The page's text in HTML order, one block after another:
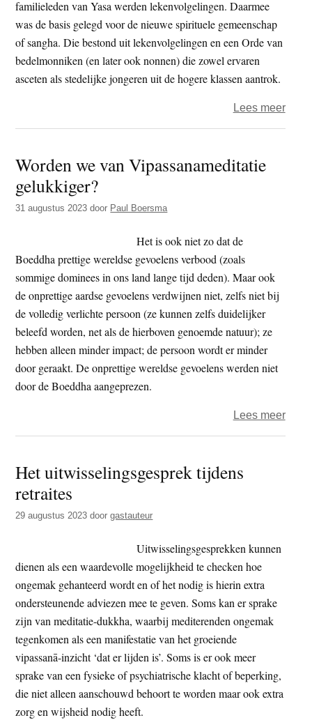
familieleden van Yasa werden lekenvolgelingen. Daarmee
was de basis gelegd voor de nieuwe spirituele gemeenschap
of sangha. Die bestond uit lekenvolgelingen en een Orde van
bedelmonniken (en later ook nonnen) die zowel ervaren
asceten als stedelijke jongeren uit de hogere klassen aantrok.
Lees meerover
Worden we van Vipassanameditatie
gelukkiger?
31 augustus 2023 door Paul Boersma
Het is ook niet zo dat de
Boeddha prettige wereldse gevoelens verbood (zoals
sommige dominees in ons land lange tijd deden). Maar ook
de onprettige aardse gevoelens verdwijnen niet, zelfs niet bij
de volledig verlichte persoon (ze kunnen zelfs duidelijker
beleefd worden, net als de hierboven genoemde natuur); ze
hebben alleen minder impact; de persoon wordt er minder
door geraakt. De onprettige wereldse gevoelens werden niet
door de Boeddha aangeprezen.
Lees meerover
Het uitwisselingsgesprek tijdens
retraites
29 augustus 2023 doorgastauteur
Uitwisselingsgesprekken kunnen
dienen als een waardevolle mogelijkheid te checken hoe
ongemak gehanteerd wordt en of het nodig is hierin extra
ondersteunende adviezen mee te geven. Soms kan er sprake
zijn van meditatie-dukkha, waarbij mediterenden ongemak
tegenkomen als een manifestatie van het groeiende
vipassanā-inzicht ‘dat er lijden is’. Soms is er ook meer
sprake van een fysieke of psychiatrische klacht of beperking,
die niet alleen aanschouwd behoort te worden maar ook extra
zorg en wijsheid nodig heeft.